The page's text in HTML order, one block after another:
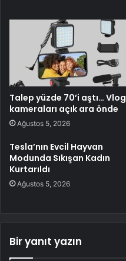
Talep yüzde 70’i aştı… Vlog
kameraları açık ara önde
Ağustos 5, 2026
Tesla’nın Evcil Hayvan
Modunda Sıkışan Kadın
Kurtarıldı
Ağustos 5, 2026
Bir yanıt yazın